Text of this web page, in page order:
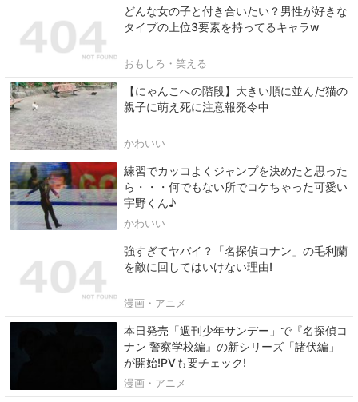
どんな女の子と付き合いたい？男性が好きな
タイプの上位3要素を持ってるキャラw
おもしろ・笑える
【にゃんこへの階段】大きい順に並んだ猫の
親子に萌え死に注意報発令中
かわいい
練習でカッコよくジャンプを決めたと思った
ら・・・何でもない所でコケちゃった可愛い
宇野くん♪
かわいい
強すぎてヤバイ？「名探偵コナン」の毛利蘭
を敵に回してはいけない理由!
漫画・アニメ
本日発売「週刊少年サンデー」で『名探偵コ
ナン 警察学校編』の新シリーズ「諸伏編」
が開始!PVも要チェック!
漫画・アニメ